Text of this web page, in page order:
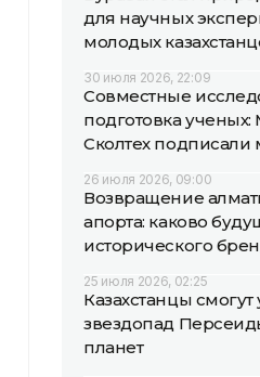
для научных
молодых
30 июля 2026, 22:09
Совместные
подготовка
Сколтех
26 июля 2026, 09:00
Возвращение
апорта: каково
исторического
25 июля 2026, 02:25
Казахстанцы смогут
звездопад
планет